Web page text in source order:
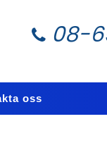
08-
oss